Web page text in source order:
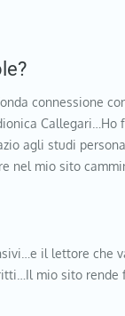
connessione
Callegari…Ho
agli studi
nel mio sito
il lettore che
mio sito rende